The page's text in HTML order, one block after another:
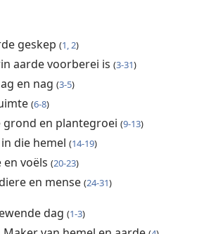
geskep (1, 2)
aarde voorberei is (3-31)
en nag (3-5)
(6-8)
grond en plantegroei (9-13)
die hemel (14-19)
en voëls (20-23)
en mense (24-31)
dag (1-3)